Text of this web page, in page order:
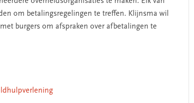
om betalingsregelingen te treffen. Klijnsma wil
burgers om afspraken over afbetalingen te